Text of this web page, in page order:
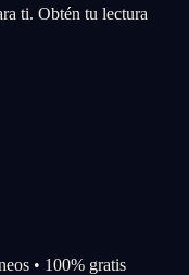
ti. Obtén tu lectura
• 100% gratis